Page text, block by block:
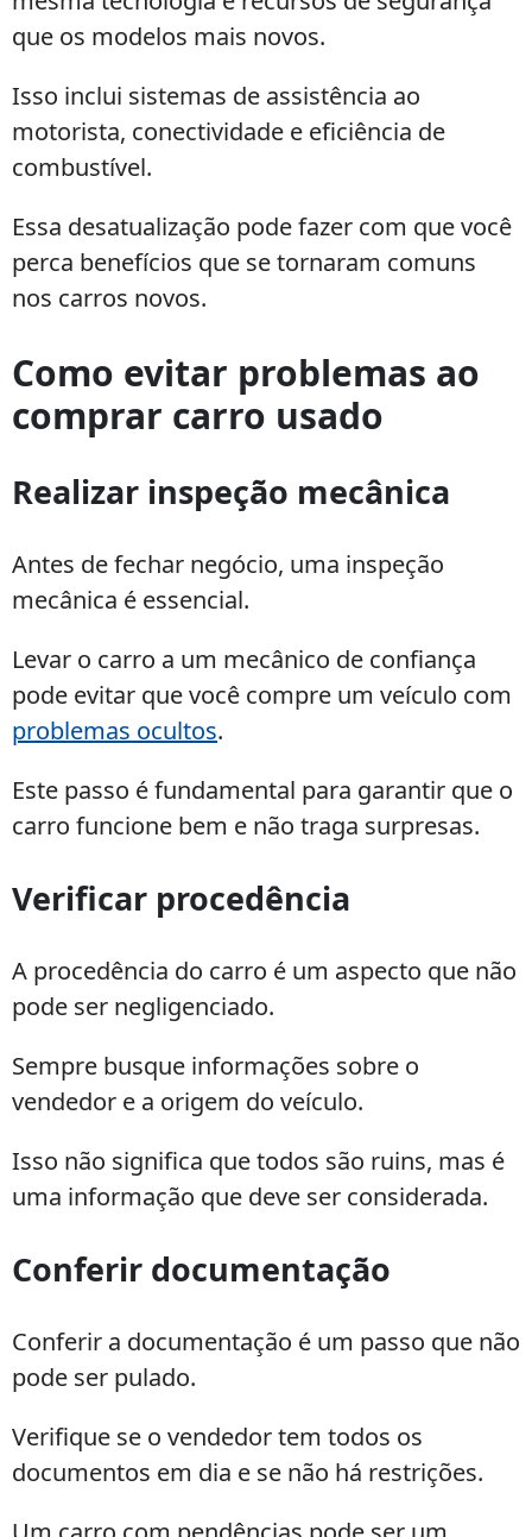
que os modelos mais novos.
Isso inclui sistemas de assistência ao
motorista, conectividade e eficiência de
combustível.
Essa desatualização pode fazer com que você
perca benefícios que se tornaram comuns
nos carros novos.
Como evitar problemas ao
comprar carro usado
Realizar inspeção mecânica
Antes de fechar negócio, uma inspeção
mecânica é essencial.
Levar o carro a um mecânico de confiança
pode evitar que você compre um veículo com
problemas ocultos.
Este passo é fundamental para garantir que o
carro funcione bem e não traga surpresas.
Verificar procedência
A procedência do carro é um aspecto que não
pode ser negligenciado.
Sempre busque informações sobre o
vendedor e a origem do veículo.
Isso não significa que todos são ruins, mas é
uma informação que deve ser considerada.
Conferir documentação
Conferir a documentação é um passo que não
pode ser pulado.
Verifique se o vendedor tem todos os
documentos em dia e se não há restrições.